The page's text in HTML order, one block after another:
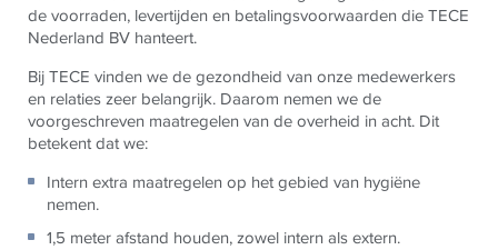
de voorraden, levertijden en betalingsvoorwaarden die TECE
Nederland BV hanteert.
Bij TECE vinden we de gezondheid van onze medewerkers
en relaties zeer belangrijk. Daarom nemen we de
voorgeschreven maatregelen van de overheid in acht. Dit
betekent dat we:
Intern extra maatregelen op het gebied van hygiëne
nemen.
1,5 meter afstand houden, zowel intern als extern.